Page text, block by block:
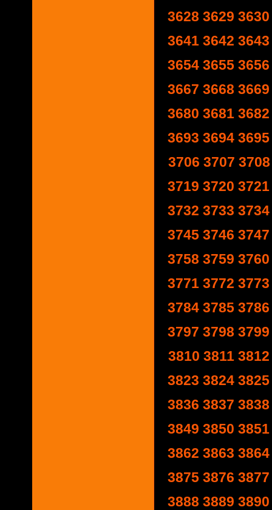
3628 3629 3630
3641 3642 3643
3654 3655 3656
3667 3668 3669
3680 3681 3682
3693 3694 3695
3706 3707 3708
3719 3720 3721
3732 3733 3734
3745 3746 3747
3758 3759 3760
3771 3772 3773
3784 3785 3786
3797 3798 3799
3810 3811 3812
3823 3824 3825
3836 3837 3838
3849 3850 3851
3862 3863 3864
3875 3876 3877
3888 3889 3890